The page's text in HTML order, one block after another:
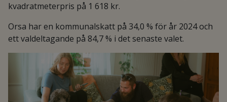
kvadratmeterpris på 1 618 kr.
Orsa har en kommunalskatt på 34,0 % för år 2024 och
ett valdeltagande på 84,7 % i det senaste valet.